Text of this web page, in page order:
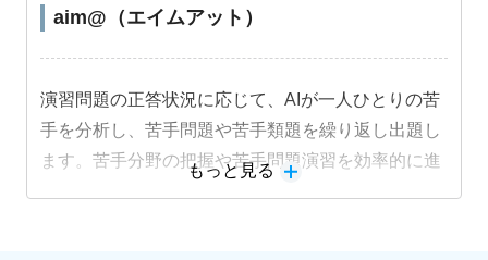
aim@（エイムアット）
演習問題の正答状況に応じて、AIが一人ひとりの苦
手を分析し、苦手問題や苦手類題を繰り返し出題し
ます。苦手分野の把握や苦手問題演習を効率的に進
もっと見る